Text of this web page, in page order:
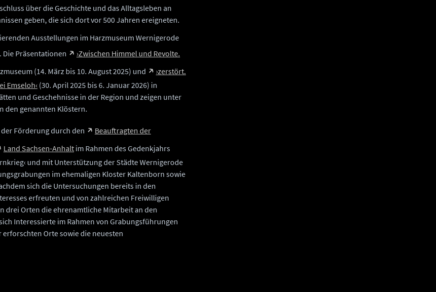
über die Geschichte und das Alltagsleben an
geben, die sich dort vor 500 Jahren ereigneten.
Ausstellungen im Harzmuseum Wernigerode
Die Präsentationen
›Zwischen Himmel und Revolte.
(14. März bis 10. August 2025) und
›zerstört.
Emseloh‹ (30. April 2025 bis 6. Januar 2026) in
und Geschehnisse in der Region und zeigen unter
den genannten Klöstern.
Förderung durch den
Beauftragten der
Land Sachsen-Anhalt im Rahmen des Gedenkjahrs
und mit Unterstützung der Städte Wernigerode
im ehemaligen Kloster Kaltenborn sowie
sich die Untersuchungen bereits in den
erfreuten und von zahlreichen Freiwilligen
drei Orten die ehrenamtliche Mitarbeit an den
Interessierte im Rahmen von Grabungsführungen
Orte sowie die neuesten